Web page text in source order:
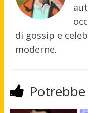
di gossip e
moderne.